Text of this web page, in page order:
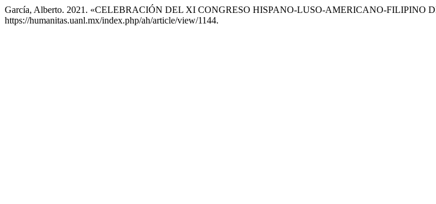
García, Alberto. 2021. «CELEBRACIÓN DEL XI CONGRESO HISPANO-LUSO-AMERICANO-FILIPINO
https://humanitas.uanl.mx/index.php/ah/article/view/1144.